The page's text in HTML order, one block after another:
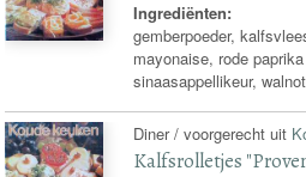
Ingrediënten:
gemberpoeder,
mayonaise, rode
sinaasappellikeur,
Diner / voorgerecht uit
Kalfsrolletjes